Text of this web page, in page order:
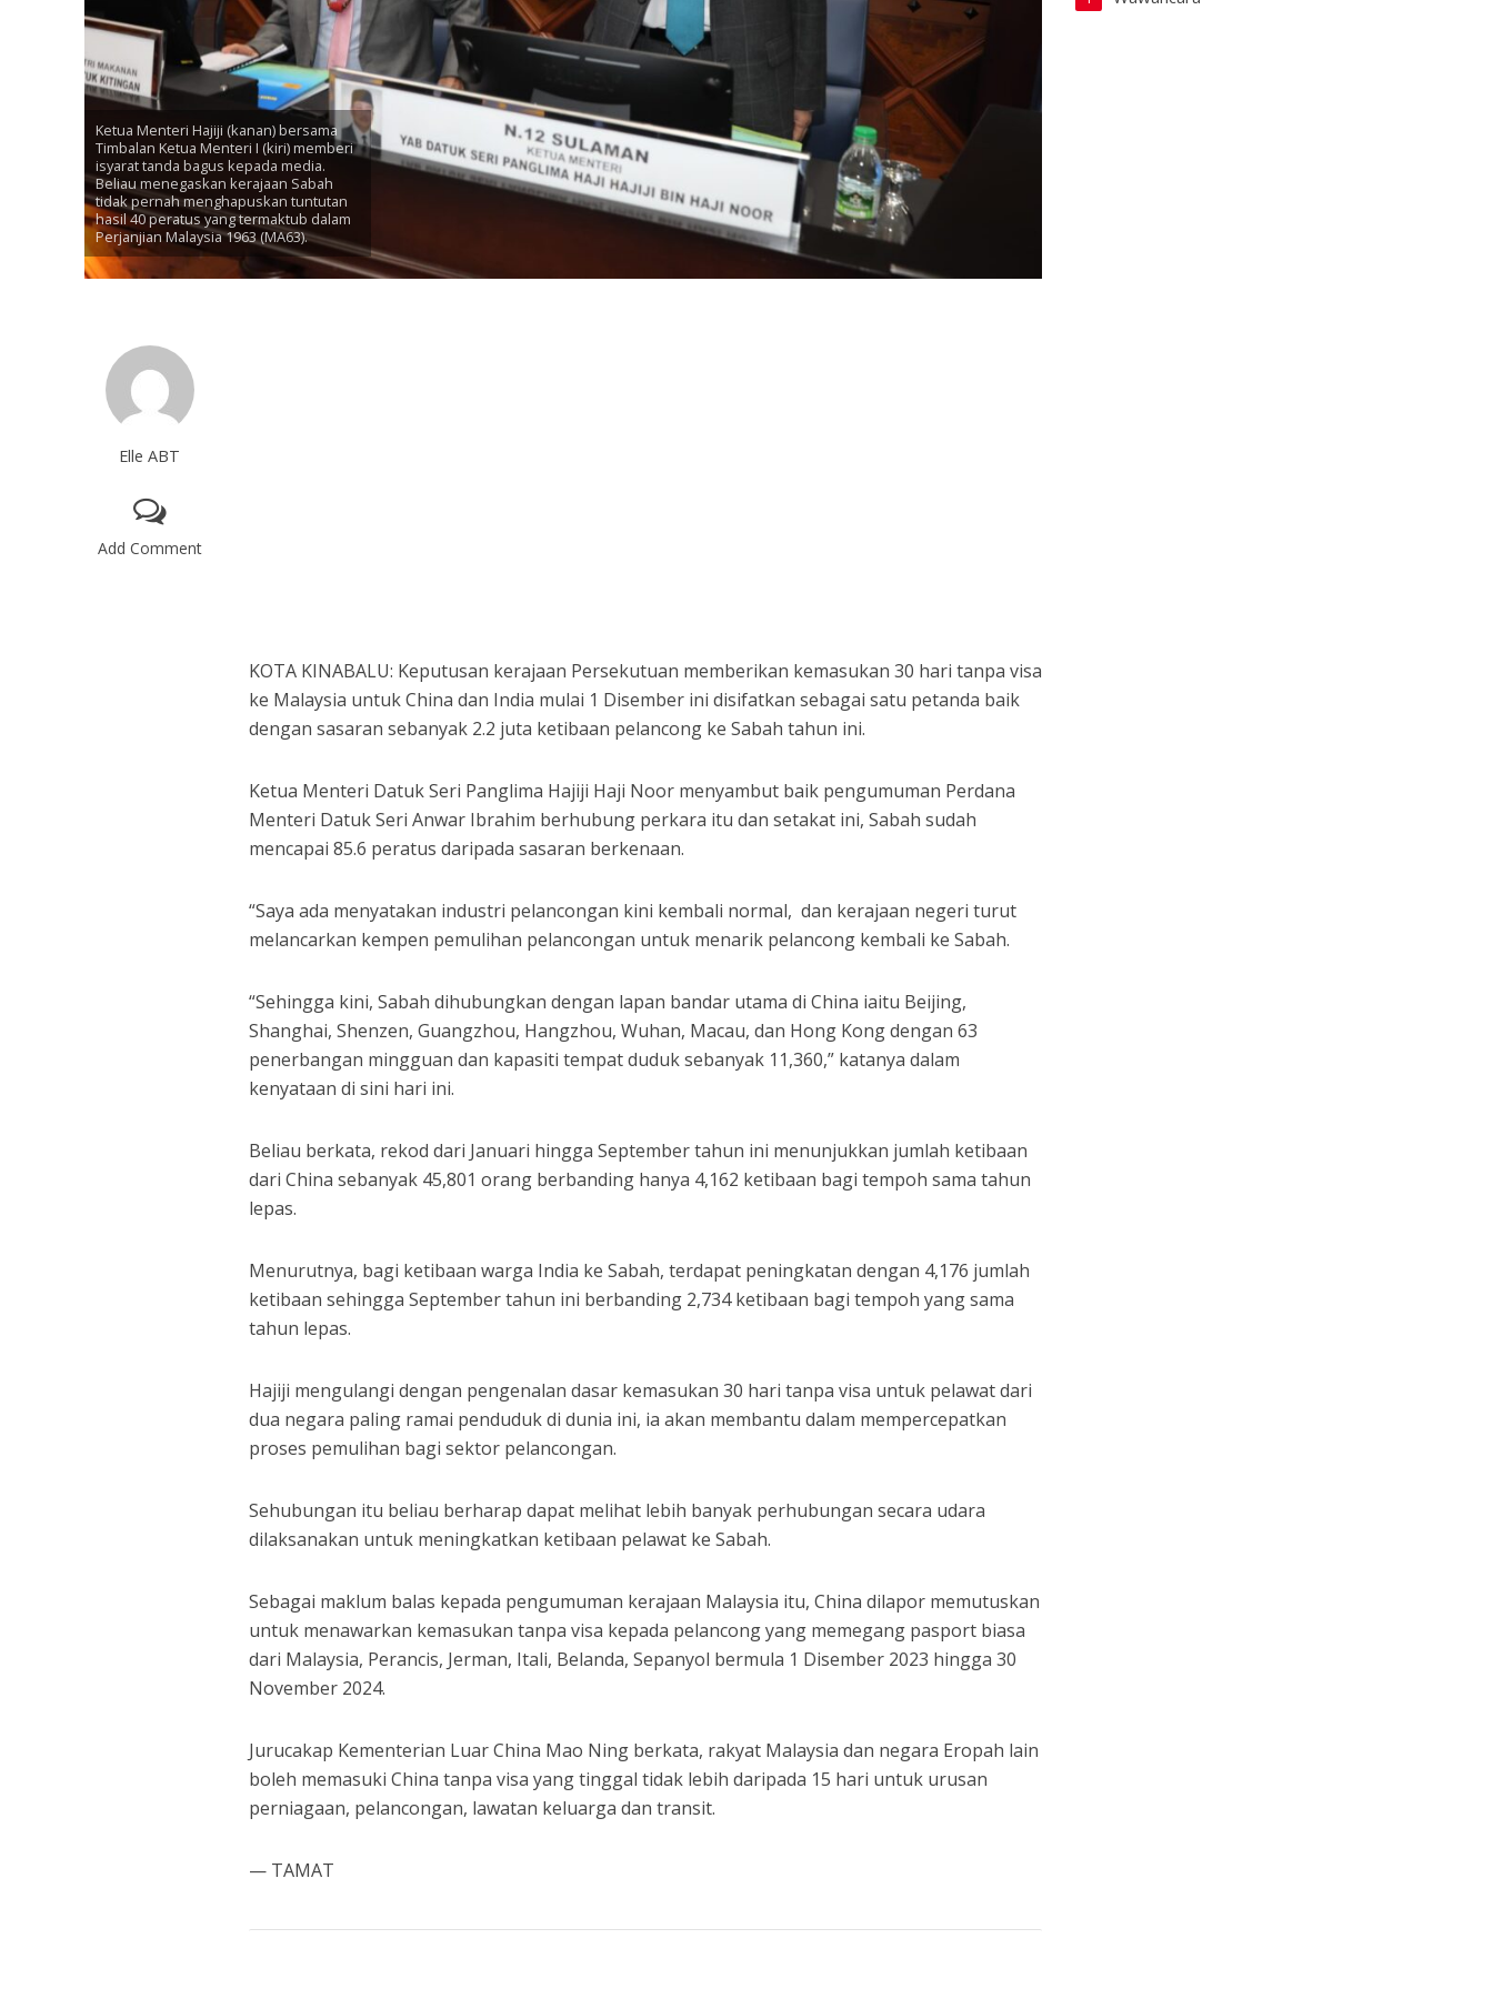
Ketua Menteri Hajiji (kanan) bersama
Timbalan Ketua Menteri I (kiri) memberi
isyarat tanda bagus kepada media.
Beliau menegaskan kerajaan Sabah
tidak pernah menghapuskan tuntutan
hasil 40 peratus yang termaktub dalam
Perjanjian Malaysia 1963 (MA63).
Elle ABT
Add Comment
KOTA KINABALU: Keputusan kerajaan Persekutuan memberikan kemasukan 30 hari tanpa visa
ke Malaysia untuk China dan India mulai 1 Disember ini disifatkan sebagai satu petanda baik
dengan sasaran sebanyak 2.2 juta ketibaan pelancong ke Sabah tahun ini.
Ketua Menteri Datuk Seri Panglima Hajiji Haji Noor menyambut baik pengumuman Perdana
Menteri Datuk Seri Anwar Ibrahim berhubung perkara itu dan setakat ini, Sabah sudah
mencapai 85.6 peratus daripada sasaran berkenaan.
“Saya ada menyatakan industri pelancongan kini kembali normal, dan kerajaan negeri turut
melancarkan kempen pemulihan pelancongan untuk menarik pelancong kembali ke Sabah.
“Sehingga kini, Sabah dihubungkan dengan lapan bandar utama di China iaitu Beijing,
Shanghai, Shenzen, Guangzhou, Hangzhou, Wuhan, Macau, dan Hong Kong dengan 63
penerbangan mingguan dan kapasiti tempat duduk sebanyak 11,360,” katanya dalam
kenyataan di sini hari ini.
Beliau berkata, rekod dari Januari hingga September tahun ini menunjukkan jumlah ketibaan
dari China sebanyak 45,801 orang berbanding hanya 4,162 ketibaan bagi tempoh sama tahun
lepas.
Menurutnya, bagi ketibaan warga India ke Sabah, terdapat peningkatan dengan 4,176 jumlah
ketibaan sehingga September tahun ini berbanding 2,734 ketibaan bagi tempoh yang sama
tahun lepas.
Hajiji mengulangi dengan pengenalan dasar kemasukan 30 hari tanpa visa untuk pelawat dari
dua negara paling ramai penduduk di dunia ini, ia akan membantu dalam mempercepatkan
proses pemulihan bagi sektor pelancongan.
Sehubungan itu beliau berharap dapat melihat lebih banyak perhubungan secara udara
dilaksanakan untuk meningkatkan ketibaan pelawat ke Sabah.
Sebagai maklum balas kepada pengumuman kerajaan Malaysia itu, China dilapor memutuskan
untuk menawarkan kemasukan tanpa visa kepada pelancong yang memegang pasport biasa
dari Malaysia, Perancis, Jerman, Itali, Belanda, Sepanyol bermula 1 Disember 2023 hingga 30
November 2024.
Jurucakap Kementerian Luar China Mao Ning berkata, rakyat Malaysia dan negara Eropah lain
boleh memasuki China tanpa visa yang tinggal tidak lebih daripada 15 hari untuk urusan
perniagaan, pelancongan, lawatan keluarga dan transit.
— TAMAT